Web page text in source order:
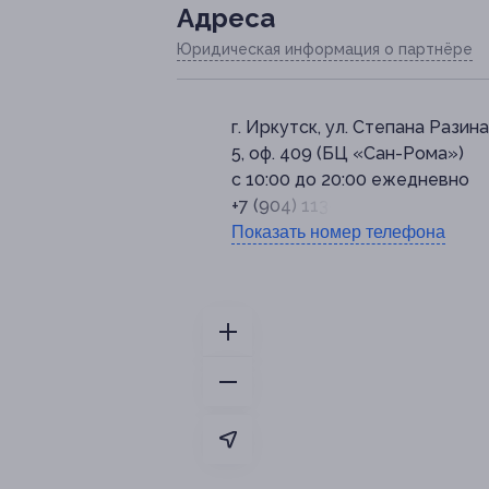
Адресa
Юридическая информация о партнёре
г. Иркутск, ул. Степана
5, оф. 409 (БЦ «Сан-Рома»)
с 10:00 до 20:00 ежедневно
+7 (904) 113-00-78
Показать номер телефона